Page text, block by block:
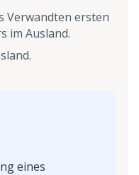
Verwandten ersten
im Ausland.
eines